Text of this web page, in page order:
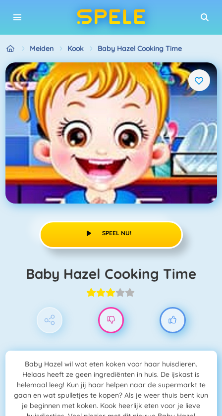
Meiden Kook Baby Hazel Cooking Time
SPEEL NU!
Baby Hazel Cooking Time
Baby Hazel wil wat eten koken voor haar huisdieren.
Helaas heeft ze geen ingrediënten in huis. De ijskast is
helemaal leeg! Kun jij haar helpen naar de supermarkt te
gaan en wat spulletjes te kopen? Als je weer thuis bent kun
je beginnen met koken. Kook heerlijk eten voor je lieve